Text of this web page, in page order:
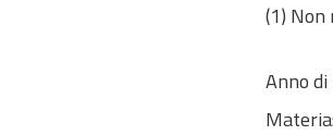
(1)
Anno
Materia: